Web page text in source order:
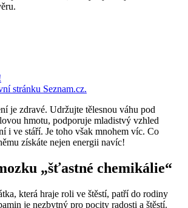
stránku Seznam.cz.
je zdravé. Udržujte tělesnou váhu pod
hmotu, podporuje mladistvý vzhled
i ve stáří. Je toho však mnohem víc. Co
získáte nejen energii navíc!
„šťastné chemikálie“
která hraje roli ve štěstí, patří do rodiny
je nezbytný pro pocity radosti a štěstí.